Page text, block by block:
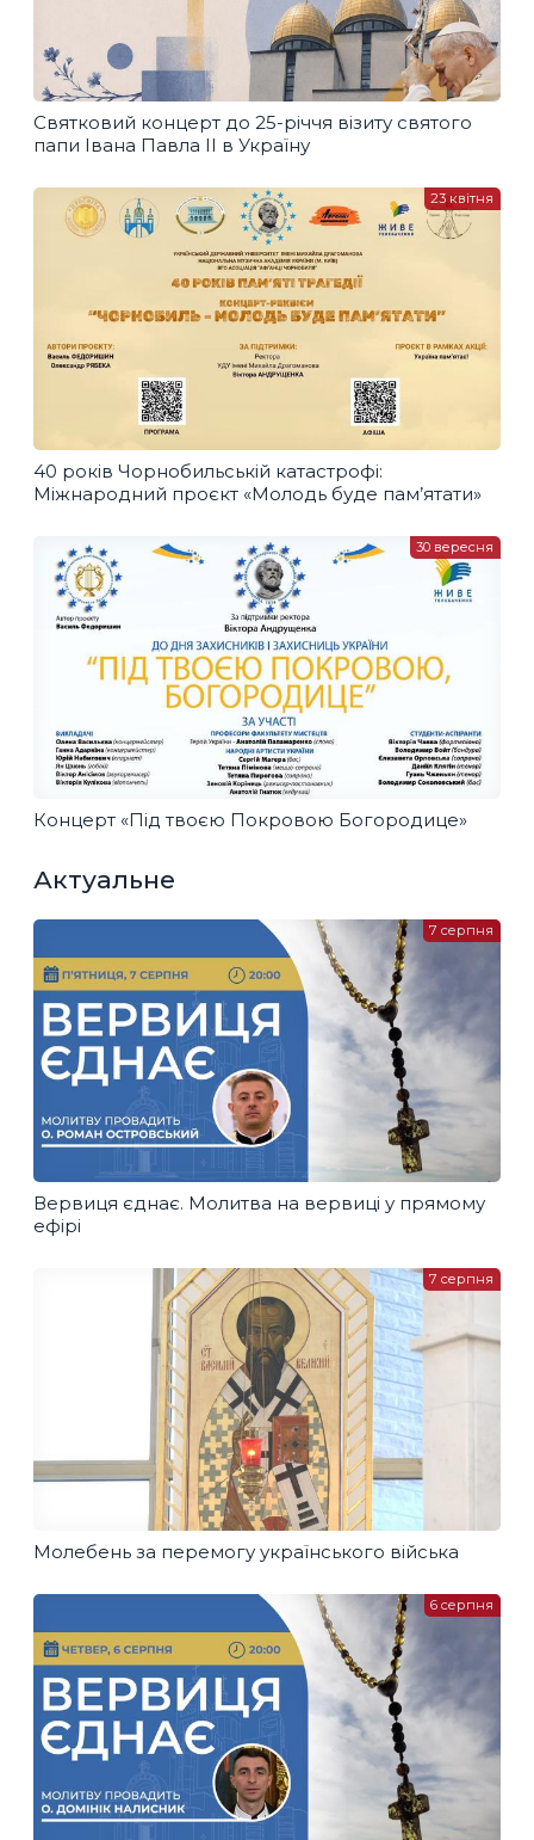
Святковий концерт до 25-річчя візиту святого
папи Івана Павла ІІ в Україну
40 років Чорнобильській катастрофі:
Міжнародний проєкт «Молодь буде пам’ятати»
23 квітня
Концерт «Під твоєю Покровою Богородице»
30 вересня
Актуальне
Вервиця єднає. Молитва на вервиці у прямому
ефірі
7 серпня
Молебень за перемогу українського війська
7 серпня
6 серпня